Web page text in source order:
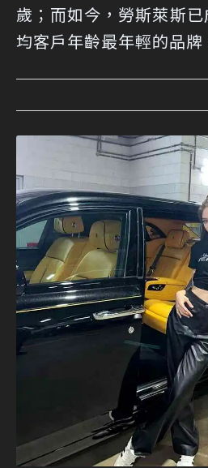
歲；而如今，勞斯萊斯
均客戶年齡最年輕的品牌